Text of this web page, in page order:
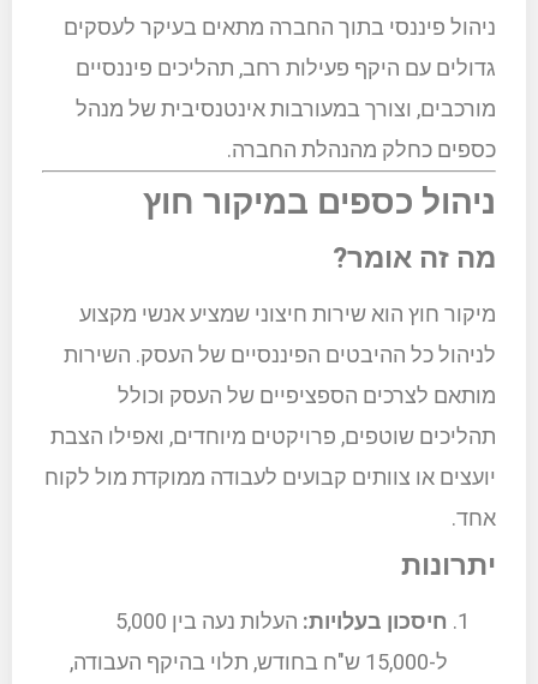
ניהול פיננסי בתוך החברה מתאים בעיקר לעסקים
גדולים עם היקף פעילות רחב, תהליכים פיננסיים
מורכבים, וצורך במעורבות אינטנסיבית של מנהל
כספים כחלק מהנהלת החברה.
ניהול כספים במיקור חוץ
מה זה אומר?
מיקור חוץ הוא שירות חיצוני שמציע אנשי מקצוע
לניהול כל ההיבטים הפיננסיים של העסק. השירות
מותאם לצרכים הספציפיים של העסק וכולל
תהליכים שוטפים, פרויקטים מיוחדים, ואפילו הצבת
יועצים או צוותים קבועים לעבודה ממוקדת מול לקוח
אחד.
יתרונות
חיסכון בעלויות:
העלות נעה בין 5,000
ל-15,000 ש"ח בחודש, תלוי בהיקף העבודה,